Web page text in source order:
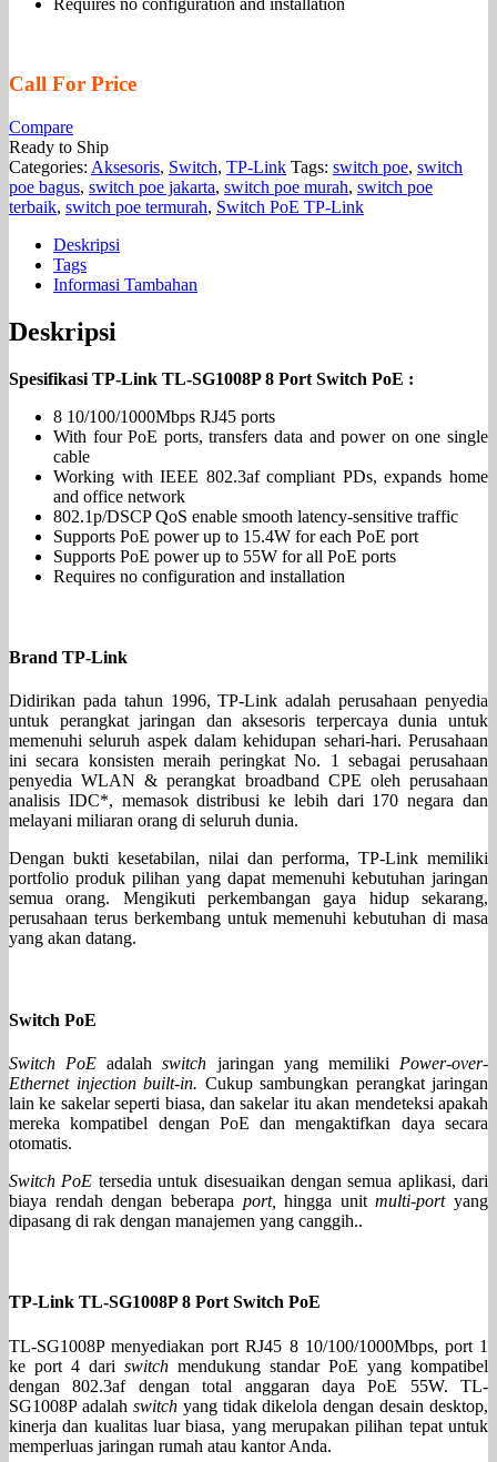
Call For Price
Compare
Ready to Ship
Categories: Aksesoris, Switch, TP-Link Tags: switch poe, switch
poe bagus, switch poe jakarta, switch poe murah, switch poe
terbaik, switch poe termurah, Switch PoE TP-Link
Deskripsi
Tags
Informasi Tambahan
Deskripsi
Spesifikasi TP-Link TL-SG1008P 8 Port Switch PoE :
8 10/100/1000Mbps RJ45 ports
With four PoE ports, transfers data and power on one single
cable
Working with IEEE 802.3af compliant PDs, expands home
and office network
802.1p/DSCP QoS enable smooth latency-sensitive traffic
Supports PoE power up to 15.4W for each PoE port
Supports PoE power up to 55W for all PoE ports
Requires no configuration and installation
Brand TP-Link
Didirikan pada tahun 1996, TP-Link adalah perusahaan penyedia
untuk perangkat jaringan dan aksesoris terpercaya dunia untuk
memenuhi seluruh aspek dalam kehidupan sehari-hari. Perusahaan
ini secara konsisten meraih peringkat No. 1 sebagai perusahaan
penyedia WLAN & perangkat broadband CPE oleh perusahaan
analisis IDC*, memasok distribusi ke lebih dari 170 negara dan
melayani miliaran orang di seluruh dunia.
Dengan bukti kesetabilan, nilai dan performa, TP-Link memiliki
portfolio produk pilihan yang dapat memenuhi kebutuhan jaringan
semua orang. Mengikuti perkembangan gaya hidup sekarang,
perusahaan terus berkembang untuk memenuhi kebutuhan di masa
yang akan datang.
Switch PoE
Switch PoE adalahswitch jaringan yang memiliki Power-over-
Ethernet injection built-in. Cukup sambungkan perangkat jaringan
lain ke sakelar seperti biasa, dan sakelar itu akan mendeteksi apakah
mereka kompatibel dengan PoE dan mengaktifkan daya secara
otomatis.
Switch PoE tersedia untuk disesuaikan dengan semua aplikasi, dari
biaya rendah dengan beberapa port, hingga unitmulti-portyang
dipasang di rak dengan manajemen yang canggih..
TP-Link TL-SG1008P 8 Port Switch PoE
TL-SG1008P menyediakan port RJ45 8 10/100/1000Mbps, port 1
ke port 4 dari switch mendukung standar PoE yang kompatibel
dengan 802.3af dengan total anggaran daya PoE 55W. TL-
SG1008P adalah switchyang tidak dikelola dengan desain desktop,
kinerja dan kualitas luar biasa, yang merupakan pilihan tepat untuk
memperluas jaringan rumah atau kantor Anda.